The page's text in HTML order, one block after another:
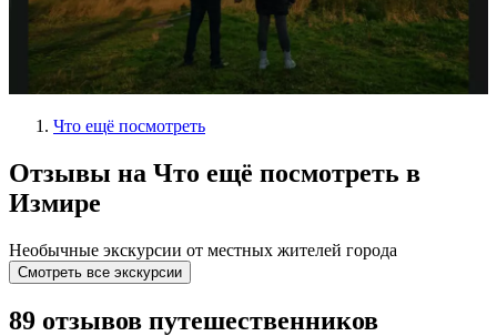
Что ещё посмотреть
Отзывы на Что ещё посмотреть в
Измире
Необычные экскурсии от местных жителей города
Смотреть все экскурсии
89 отзывов путешественников